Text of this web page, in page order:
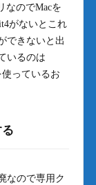
なのでMacを
がないとこれ
できないと出
いるのは
使っているお
なので専用ク